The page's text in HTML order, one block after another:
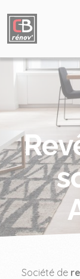
Société de